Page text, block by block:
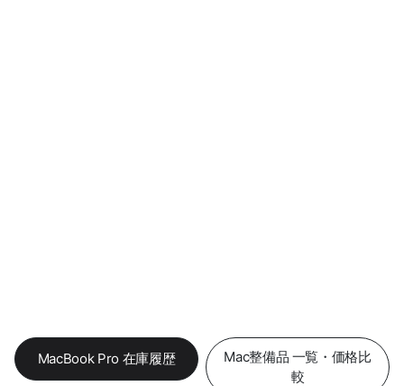
MacBook Pro 在庫履歴
Mac整備品 一覧・価格比
較